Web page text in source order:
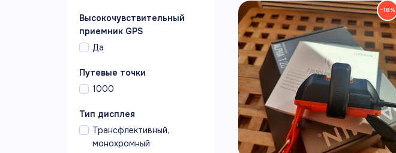
Высокочувствительный
приемник GPS
Да
Путевые точки
1000
Тип дисплея
Трансфлективный,
монохромный
−18%